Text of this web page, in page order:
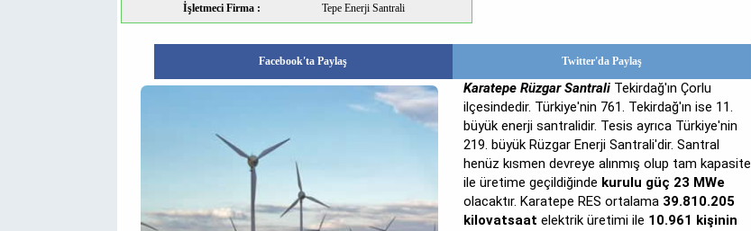
İşletmeci Firma : Tepe Enerji Santrali
Facebook'ta Paylaş Twitter'da Paylaş
Karatepe Rüzgar Santrali Tekirdağ'ın Çorlu
ilçesindedir. Türkiye'nin 761. Tekirdağ'ın ise 11.
büyük enerji santralidir. Tesis ayrıca Türkiye'nin
219. büyük Rüzgar Enerji Santrali'dir. Santral
henüz kısmen devreye alınmış olup tam kapasite
ile üretime geçildiğinde kurulu güç 23 MWe
olacaktır. Karatepe RES ortalama 39.810.205
kilovatsaat elektrik üretimi ile 10.961 kişinin